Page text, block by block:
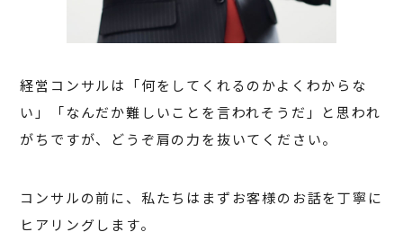
経営コンサルは「何をしてくれるのかよくわからな
い」「なんだか難しいことを言われそうだ」と思われ
がちですが、どうぞ肩の力を抜いてください。
コンサルの前に、私たちはまずお客様のお話を丁寧に
ヒアリングします。